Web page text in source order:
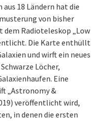
18 Ländern hat die
von bisher
Radioteleskop „Low
Die Karte enthüllt
und wirft ein neues
Löcher,
Eine
„Astronomy &
veröffentlicht wird,
in denen die ersten